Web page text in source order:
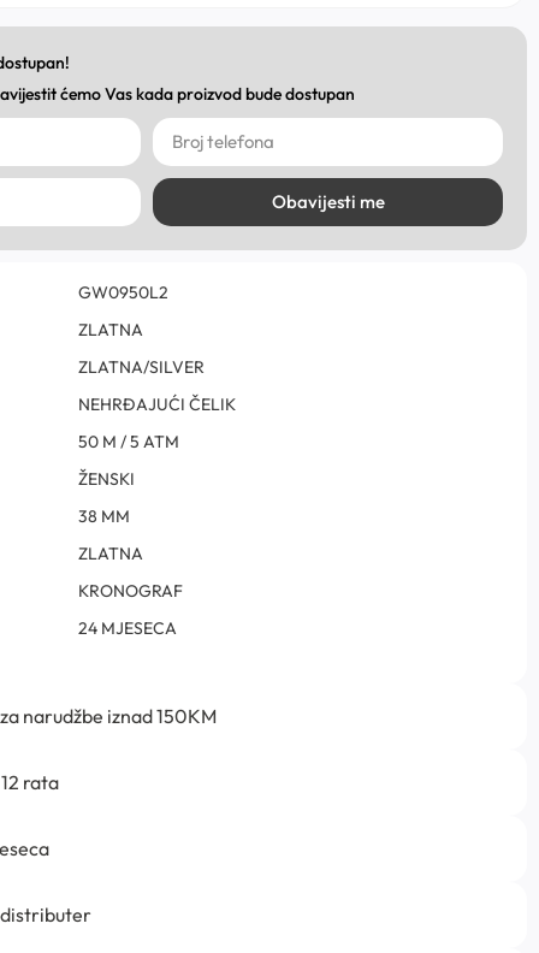
ćemo Vas kada proizvod bude dostupan
Obavijesti me
GW0950L2
ZLATNA
ZLATNA/SILVER
NEHRĐAJUĆI ČELIK
50 M / 5 ATM
ŽENSKI
38 MM
ZLATNA
KRONOGRAF
24 MJESECA
narudžbe iznad 150KM
rata